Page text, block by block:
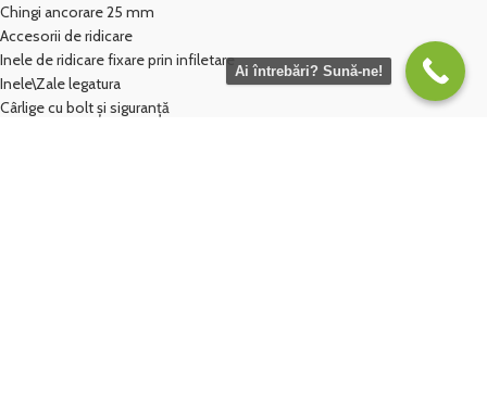
Chingi ancorare 25 mm
Accesorii de ridicare
Inele de ridicare fixare prin infiletare
Inele\Zale legatura
Cârlige cu bolt și siguranță
Ai întrebări? Sună-ne!